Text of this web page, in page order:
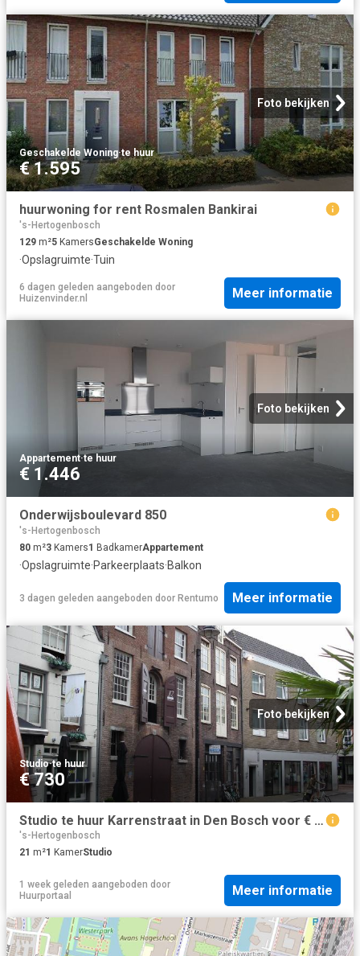
Foto bekijken
Geschakelde Woning·te huur
€ 1.595
huurwoning for rent Rosmalen Bankirai
's-Hertogenbosch
129 m²5 KamersGeschakelde Woning
·Opslagruimte·Tuin
6 dagen geleden aangeboden door
Huizenvinder.nl
Meer informatie
Foto bekijken
Appartement·te huur
€ 1.446
Onderwijsboulevard 850
's-Hertogenbosch
80 m²3 Kamers1 BadkamerAppartement
·Opslagruimte·Parkeerplaats·Balkon
3 dagen geleden aangeboden door Rentumo Meer informatie
Foto bekijken
Studio·te huur
€ 730
Studio te huur Karrenstraat in Den Bosch voor € 730
's-Hertogenbosch
21 m²1 KamerStudio
1 week geleden aangeboden door
Huurportaal
Meer informatie